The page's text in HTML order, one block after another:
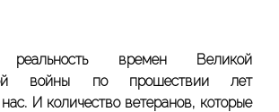
реальность времен Великой
войны по прошествии лет
нас. И количество ветеранов, которые